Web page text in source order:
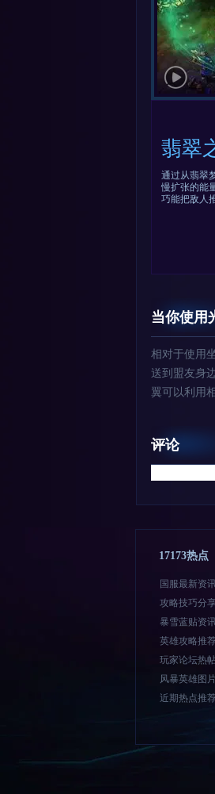
翡翠
通过从翡翠
慢扩张的能
巧能把敌人
当你使用
相对于使用
送到盟友身
翼可以利用
评论
17173热点
国服最新资
攻略技巧分
暴雪蓝贴资
英雄攻略推
玩家论坛热
风暴英雄图
近期热点推